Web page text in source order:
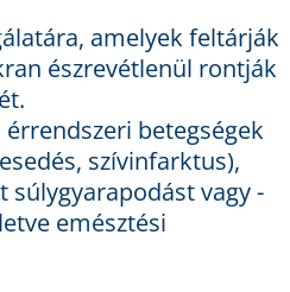
amelyek feltárják
észrevétlenül rontják
betegségek
szívinfarktus),
súlygyarapodást vagy -
emésztési